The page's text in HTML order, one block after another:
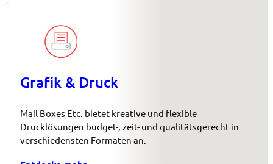
Grafik & Druck
Mail Boxes Etc. bietet kreative und flexible
Drucklösungen budget-, zeit- und qualitätsgerecht in
verschiedensten Formaten an.